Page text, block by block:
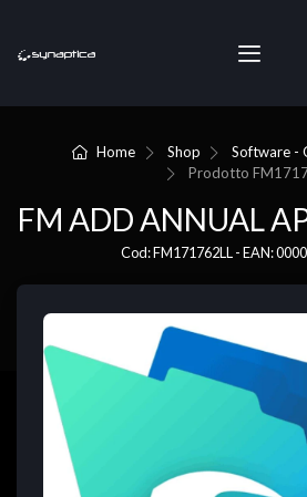
Home Shop
Software -
Prodotto
FM ADD ANNUAL
Cod: FM171762LL - EAN: